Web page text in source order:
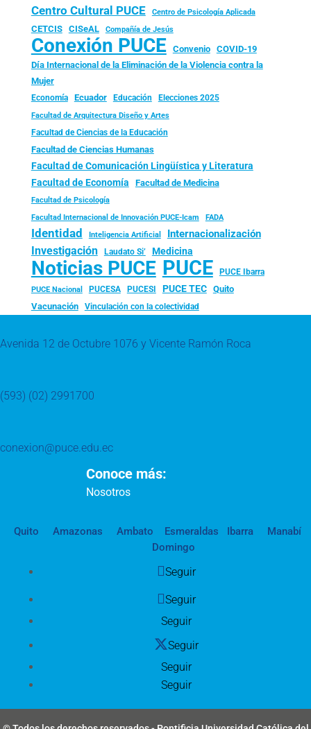
Centro Cultural PUCE Centro de Psicología Aplicada
CETCIS CISeAL Compañía de Jesús
Conexión PUCE Convenio
COVID-19
Día Internacional de la Eliminación de la Violencia contra la
Mujer
Economía Ecuador Educación Elecciones 2025
Facultad de Arquitectura Diseño y Artes
Facultad de Ciencias de la Educación
Facultad de Ciencias Humanas
Facultad de Comunicación Lingüística y Literatura
Facultad de Economía Facultad de Medicina
Facultad de Psicología
Facultad Internacional de Innovación PUCE-Icam FADA
Identidad Inteligencia Artificial Internacionalización
Investigación Laudato Si’ Medicina
Noticias PUCE PUCE PUCE Ibarra
PUCE Nacional PUCESA PUCESI PUCE TEC
Quito
Vacunación
Vinculación con la colectividad
Avenida 12 de Octubre 1076 y Vicente Ramón Roca
(593) (02) 2991700
conexion@puce.edu.ec
Conoce más:
Nosotros
Quito Amazonas Ambato Esmeraldas Ibarra
Manabí
Domingo
Seguir
Seguir
Seguir
Seguir
Seguir
Seguir